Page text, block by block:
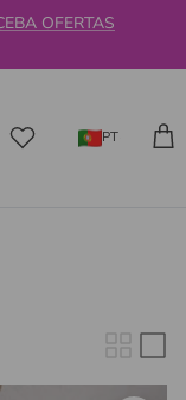
OFERTAS
PT